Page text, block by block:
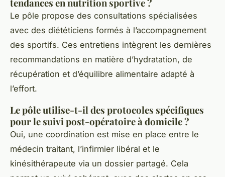
tendances en nutrition sportive ?
Le pôle propose des consultations spécialisées
avec des diététiciens formés à l’accompagnement
des sportifs. Ces entretiens intègrent les dernières
recommandations en matière d’hydratation, de
récupération et d’équilibre alimentaire adapté à
l’effort.
Le pôle utilise-t-il des protocoles spécifiques
pour le suivi post-opératoire à domicile ?
Oui, une coordination est mise en place entre le
médecin traitant, l’infirmier libéral et le
kinésithérapeute via un dossier partagé. Cela